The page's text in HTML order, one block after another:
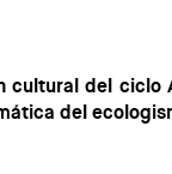
[C] Conference |
cultural del ciclo
del